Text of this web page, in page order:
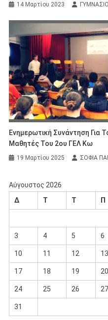
14 Μαρτίου 2023
Ενημερωτική Συνάντηση Για
Μαθητές Του 2ου ΓΕΛ Κω
19 Μαρτίου 2025 ΣΟΦΙΑ
Αύγουστος 2026
Δ
Τ Τ Π
3 4 5 6
10 11 12 13
17 18 19 20
24 25 26 27
31